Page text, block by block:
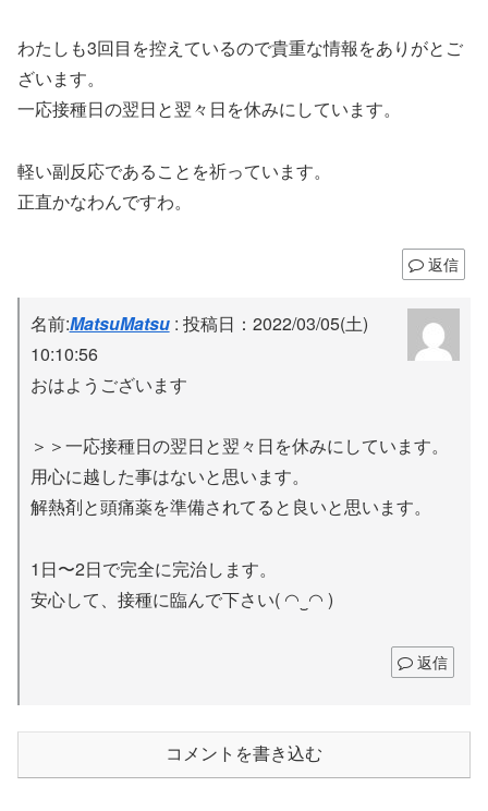
わたしも3回目を控えているので貴重な情報をありがとご
ざいます。
一応接種日の翌日と翌々日を休みにしています。
軽い副反応であることを祈っています。
正直かなわんですわ。
返信
名前:MatsuMatsu: 投稿日：2022/03/05(土)
10:10:56
おはようございます
＞＞一応接種日の翌日と翌々日を休みにしています。
用心に越した事はないと思います。
解熱剤と頭痛薬を準備されてると良いと思います。
1日〜2日で完全に完治します。
安心して、接種に臨んで下さい( ◠‿◠ )
返信
コメントを書き込む